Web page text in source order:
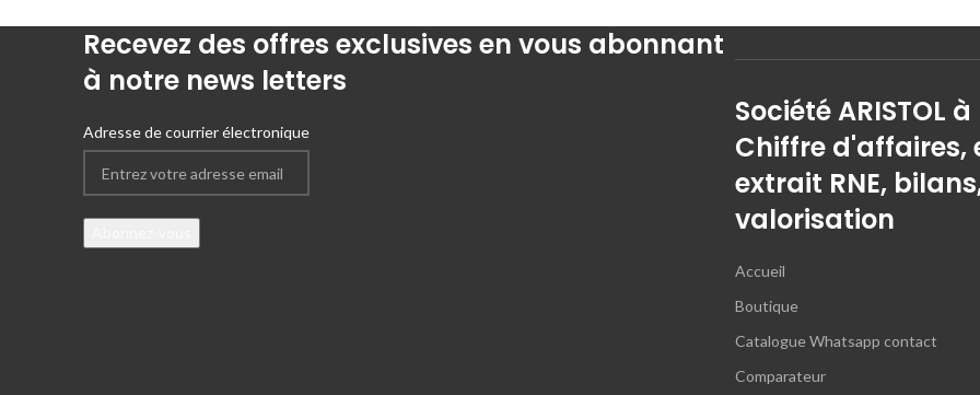
Recevez des offres exclusives en vous abonnant
à notre news letters
Adresse de courrier électronique
Société ARISTOL
Chiffre d'affaires,
extrait RNE,
valorisation
Accueil
Boutique
Catalogue Whatsapp contact
Comparateur